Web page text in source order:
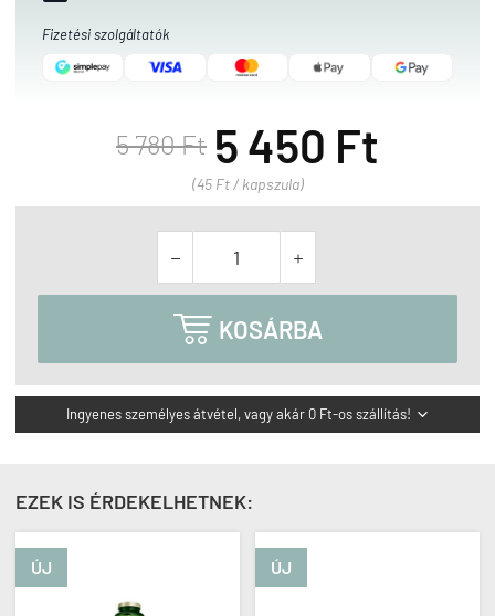
Fizetési szolgáltatók
5 780 Ft 5 450 Ft
(45 Ft / kapszula)
 
 KOSÁRBA
Ingyenes személyes átvétel, vagy akár 0 Ft-os szállítás! 
EZEK IS ÉRDEKELHETNEK:
ÚJ ÚJ